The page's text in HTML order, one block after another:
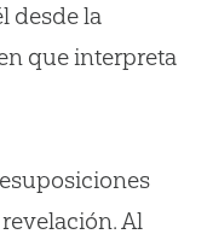
desde la
que interpreta
Al